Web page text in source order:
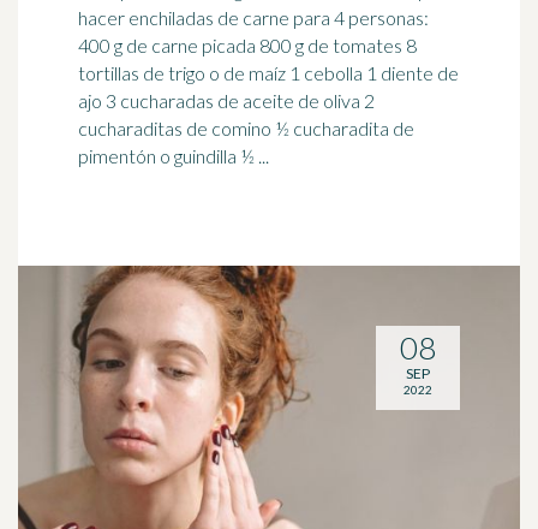
hacer enchiladas de carne para 4 personas:
400 g de carne picada 800 g de tomates 8
tortillas de trigo o de maíz 1 cebolla 1 diente de
ajo 3 cucharadas de aceite de oliva 2
cucharaditas de comino ½ cucharadita de
pimentón o guindilla ½ ...
08
SEP
2022